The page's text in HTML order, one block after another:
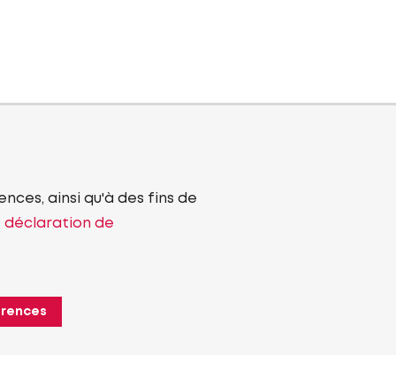
ainsi qu'à des fins de
déclaration de